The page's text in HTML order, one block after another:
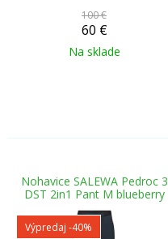
100 €
60 €
Na sklade
Nohavice SALEWA Pedroc 3
DST 2in1 Pant M blueberry
Výpredaj -40%